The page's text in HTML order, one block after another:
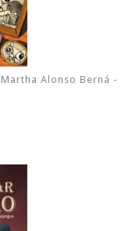
Martha Alonso Berná -